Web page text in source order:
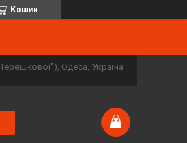
Кошик
Одеса, Україна